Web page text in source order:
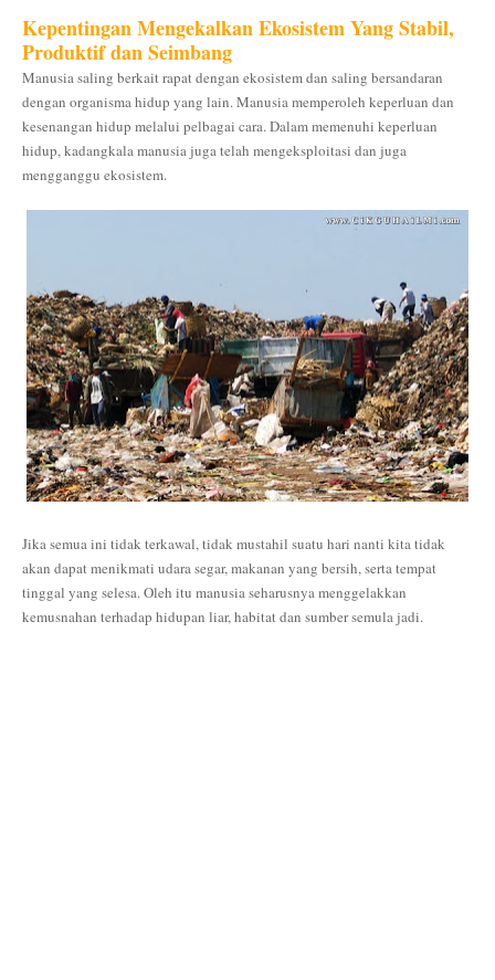
Kepentingan Mengekalkan Ekosistem Yang Stabil,
Produktif dan Seimbang
Manusia saling berkait rapat dengan ekosistem dan saling bersandaran
dengan organisma hidup yang lain. Manusia memperoleh keperluan dan
kesenangan hidup melalui pelbagai cara. Dalam memenuhi keperluan
hidup, kadangkala manusia juga telah mengeksploitasi dan juga
mengganggu ekosistem.
Jika semua ini tidak terkawal, tidak mustahil suatu hari nanti kita tidak
akan dapat menikmati udara segar, makanan yang bersih, serta tempat
tinggal yang selesa. Oleh itu manusia seharusnya menggelakkan
kemusnahan terhadap hidupan liar, habitat dan sumber semula jadi.